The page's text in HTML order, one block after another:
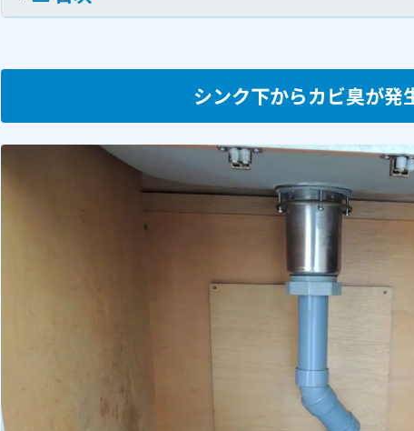
シンク下からカビ臭が発